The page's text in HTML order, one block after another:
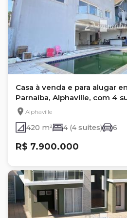
Casa à venda e para alugar
Parnaíba, Alphaville, com 4
Alphaville
420 m² 4 (4 suítes) 6
R$ 7.900.000